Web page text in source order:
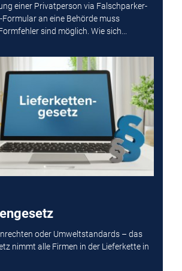
einer Privatperson via Falschparker-
Formular an eine Behörde muss
sind möglich. Wie sich...
oder Umweltstandards – das
nimmt alle Firmen in der Lieferkette in